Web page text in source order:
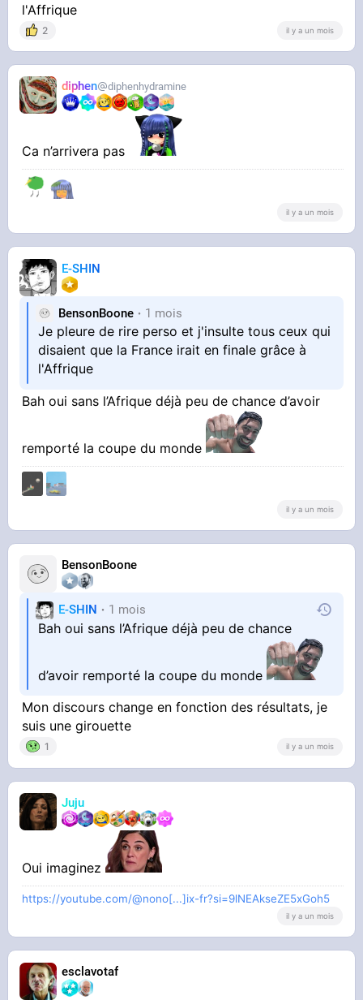
l'Affrique
2 il y a un mois
diphen diphenhydramine
Ca n’arrivera pas
il y a un mois
E-SHIN
BensonBoone 1 mois
Je pleure de rire perso et j'insulte tous ceux qui
disaient que la France irait en finale grâce à
l'Affrique
Bah oui sans l’Afrique déjà peu de chance d’avoir
remporté la coupe du monde
il y a un mois
BensonBoone
E-SHIN 1 mois
Bah oui sans l’Afrique déjà peu de chance
d’avoir remporté la coupe du monde
Mon discours change en fonction des résultats, je
suis une girouette
1 il y a un mois
Juju
Oui imaginez
https://youtube.com/@nono[...]ix-fr?si=9lNEAkseZE5xGoh5
il y a un mois
esclavotaf